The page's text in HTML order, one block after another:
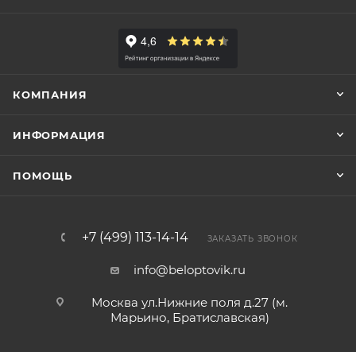
КОМПАНИЯ
ИНФОРМАЦИЯ
ПОМОЩЬ
+7 (499) 113-14-14 ЗАКАЗАТЬ ЗВОНОК
info@beloptovik.ru
Москва ул.Нижние поля д.27 (м.
Марьино, Братиславская)